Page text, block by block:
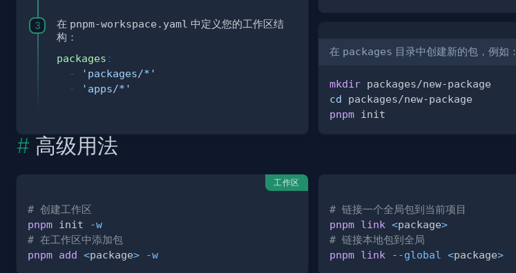
在 pnpm-workspace.yaml 中定义您的工作区结
构：
packages :
-
'packages/*'
-
'apps/*'
在 packages 目录中创建新的包，例如：
mkdir
cd
pnpm
高级用法
工作区
# 创建工作区
pnpm init
-w
# 在工作区中添加包
pnpm add <package> -w
# 链接一个全局包到当前项目
pnpm link <package>
# 链接本地包到全局
pnpm link --global <package>